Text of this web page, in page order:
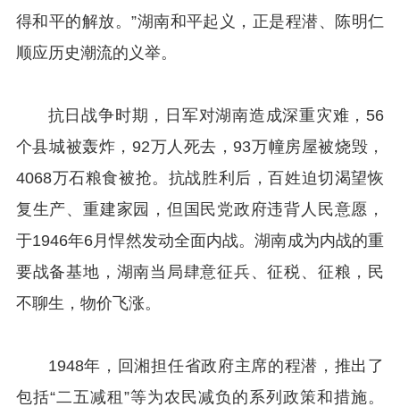
得和平的解放。”湖南和平起义，正是程潜、陈明仁
顺应历史潮流的义举。
抗日战争时期，日军对湖南造成深重灾难，56
个县城被轰炸，92万人死去，93万幢房屋被烧毁，
4068万石粮食被抢。抗战胜利后，百姓迫切渴望恢
复生产、重建家园，但国民党政府违背人民意愿，
于1946年6月悍然发动全面内战。湖南成为内战的重
要战备基地，湖南当局肆意征兵、征税、征粮，民
不聊生，物价飞涨。
1948年，回湘担任省政府主席的程潜，推出了
包括“二五减租”等为农民减负的系列政策和措施。